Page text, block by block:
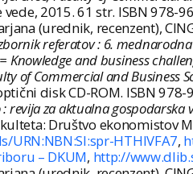
2015. 61 str. ISBN 978-
(urednik, recenzent),
referatov : 6.
Knowledge and business
of Commercial and Business
disk CD-ROM. ISBN
revija za aktualna gospodarska
Društvo ekonomistov
HTHIVFA7,
– DKUM, http://